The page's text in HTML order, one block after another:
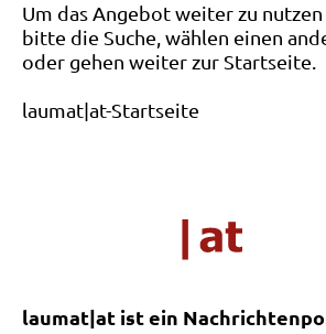
Um das Angebot weiter zu
bitte die Suche, wählen einen
oder gehen weiter zur Startseite.
laumat|at-Startseite
laumat|at ist ein